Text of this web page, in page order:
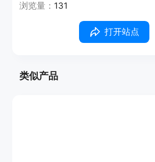
浏览量： 131
打开站点
类似产品